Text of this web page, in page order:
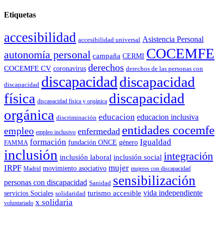
Etiquetas
accesibilidad accesibilidad universal Asistencia Personal
autonomía personal campaña CERMI COCEMFE
COCEMFE CV coronavirus derechos derechos de las personas con
discapacidad discapacidad discapacidad
física discapacidad física y orgánica discapacidad
orgánica discriminación educacion educacion inclusiva
empleo empleo inclusivo enfermedad entidades cocemfe
FAMMA formación fundación ONCE género Igualdad
inclusión inclusión laboral inclusión social integración
IRPF Madrid movimiento asociativo mujer mujeres con discapacidad
personas con discapacidad Sanidad sensibilización
servicios Sociales solidaridad turismo accesible vida independiente
voluntariado x solidaria